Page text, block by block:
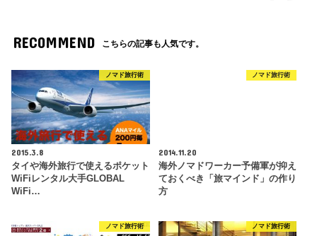
RECOMMEND こちらの記事も人気です。
ノマド旅行術
2015.3.8
タイや海外旅行で使えるポケット
WiFiレンタル大手GLOBAL
WiFi…
ノマド旅行術
2014.11.20
海外ノマドワーカー予備軍が抑え
ておくべき「旅マインド」の作り
方
ノマド旅行術 ノマド旅行術